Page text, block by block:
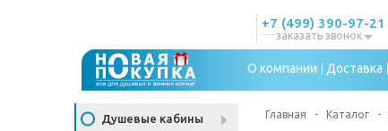
+7 (499) 390-97-21
заказать звонок
О компании Доставка
Душевые кабины Главная - Каталог -